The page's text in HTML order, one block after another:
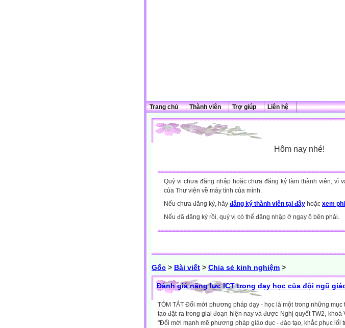
Trang chủ Thành viên Trợ giúp Liên hệ
Hôm nay nhé!
Quý vị chưa đăng nhập hoặc chưa đăng ký làm thành viên, vì
của Thư viện về máy tính của mình.
Nếu chưa đăng ký, hãy đăng ký thành viên tại đây hoặc xem
Nếu đã đăng ký rồi, quý vị có thể đăng nhập ở ngay ô bên phải.
Gốc > Bài viết > Chia sẻ kinh nghiệm >
Đánh giá năng lực ICT trong dạy học của đội ngũ
TÓM TẮT Đổi mới phương pháp dạy - học là một trong những
tạo đặt ra trong giai đoạn hiện nay và được Nghị quyết TW2, khoá
"Đổi mới mạnh mẽ phương pháp giáo dục - đào tạo, khắc phục lối